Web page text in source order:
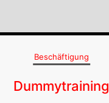
Beschäftigung
Dummytraining